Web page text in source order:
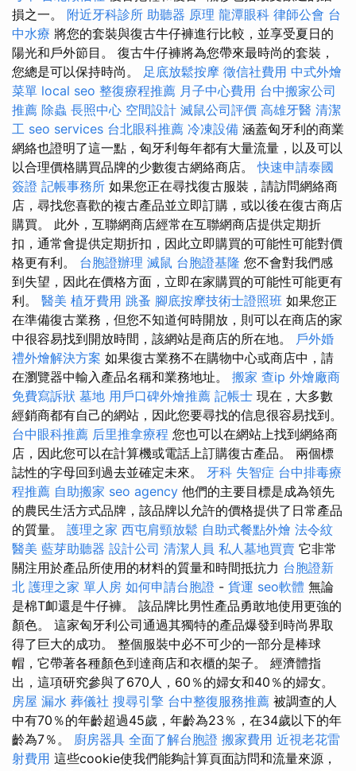
損之一。 附近牙科診所 助聽器 原理 龍潭眼科 律師公會 台
中水療 將您的套裝與復古牛仔褲進行比較，並享受夏日的
陽光和戶外節目。 復古牛仔褲將為您帶來最時尚的套裝，
您總是可以保持時尚。 足底放鬆按摩 徵信社費用 中式外燴
菜單 local seo 整復療程推薦 月子中心費用 台中搬家公司
推薦 除蟲 長照中心 空間設計 滅鼠公司評價 高雄牙醫 清潔
工 seo services 台北眼科推薦 冷凍設備 涵蓋匈牙利的商業
網絡也證明了這一點，匈牙利每年都有大量流量，以及可以
以合理價格購買品牌的少數復古網絡商店。快速申請泰國
簽證 記帳事務所 如果您正在尋找復古服裝，請訪問網絡商
店，尋找您喜歡的複古產品並立即訂購，或以後在復古商店
購買。 此外，互聯網商店經常在互聯網商店提供定期折
扣，通常會提供定期折扣，因此立即購買的可能性可能對價
格更有利。 台胞證辦理 滅鼠 台胞證基隆 您不會對我們感
到失望，因此在價格方面，立即在家購買的可能性可能更有
利。 醫美 植牙費用 跳蚤 腳底按摩技術士證照班 如果您正
在準備復古業務，但您不知道何時開放，則可以在商店的家
中很容易找到開放時間，該網站是商店的所在地。 戶外婚
禮外燴解決方案 如果復古業務不在購物中心或商店中，請
在瀏覽器中輸入產品名稱和業務地址。 搬家 查ip 外燴廠商
免費寫訴狀 墓地 用戶口碑外燴推薦 記帳士 現在，大多數
經銷商都有自己的網站，因此您要尋找的信息很容易找到。
台中眼科推薦 后里推拿療程 您也可以在網站上找到網絡商
店，因此您可以在計算機或電話上訂購復古產品。 兩個標
誌性的字母回到過去並確定未來。 牙科 失智症 台中排毒療
程推薦 自助搬家 seo agency 他們的主要目標是成為領先
的農民生活方式品牌，該品牌以允許的價格提供了日常產品
的質量。 護理之家 西屯肩頸放鬆 自助式餐點外燴 法令紋
醫美 藍芽助聽器 設計公司 清潔人員 私人墓地買賣 它非常
關注用於產品所使用的材料的質量和時間抵抗力 台胞證新
北 護理之家 單人房 如何申請台胞證 - 貨運 seo軟體 無論
是棉T卹還是牛仔褲。 該品牌比男性產品勇敢地使用更強的
顏色。 這家匈牙利公司通過其獨特的產品爆發到時尚界取
得了巨大的成功。 整個服裝中必不可少的一部分是棒球
帽，它帶著各種顏色到達商店和衣櫃的架子。 經濟體指
出，這項研究參與了670人，60％的婦女和40％的婦女。
房屋 漏水 葬儀社 搜尋引擎 台中整復服務推薦 被調查的人
中有70％的年齡超過45歲，年齡為23％，在34歲以下的年
齡為7％。 廚房器具 全面了解台胞證 搬家費用 近視老花雷
射費用 這些cookie使我們能夠計算頁面訪問和流量來源，